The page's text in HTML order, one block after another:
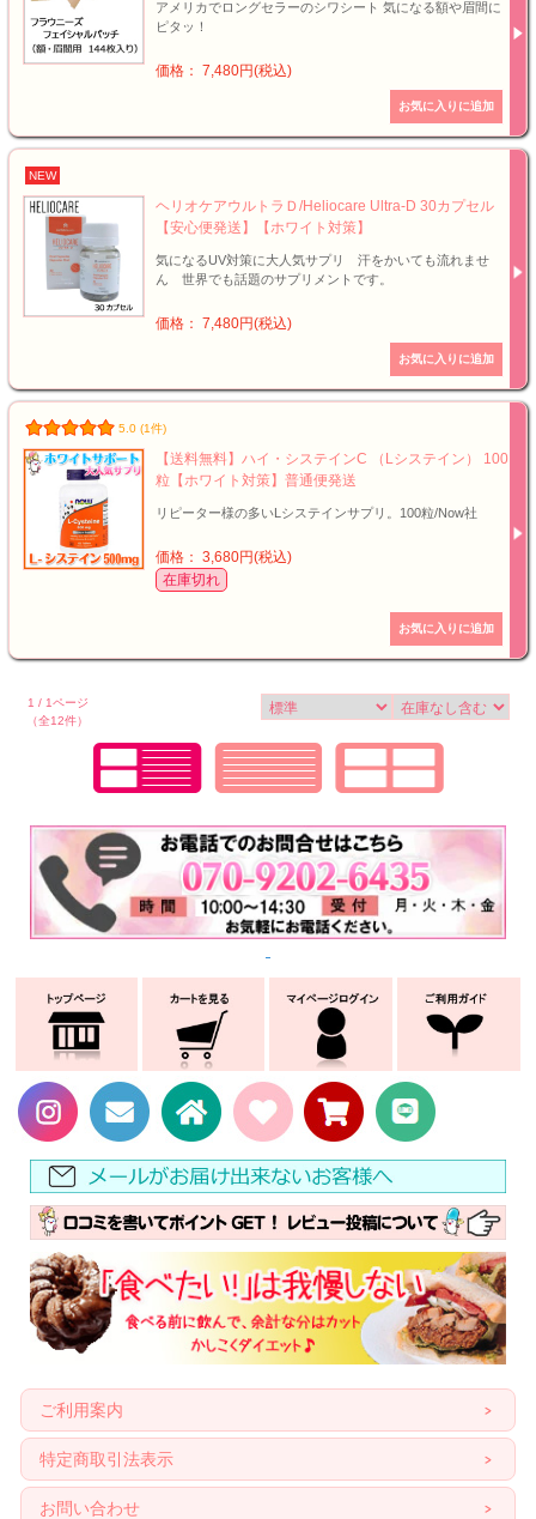
アメリカでロングセラーのシワシート 気になる額や眉間に
ピタッ！
価格： 7,480円(税込)
NEW
ヘリオケアウルトラＤ/Heliocare Ultra-D 30カプセル
【安心便発送】【ホワイト対策】
気になるUV対策に大人気サプリ 汗をかいても流れませ
ん 世界でも話題のサプリメントです。
価格： 7,480円(税込)
5.0 (1件)
【送料無料】ハイ・システインC （Lシステイン） 100
粒【ホワイト対策】普通便発送
リピーター様の多いLシステインサプリ。100粒/Now社
価格： 3,680円(税込)
在庫切れ
1 / 1ページ
（全12件）
ご利用案内
特定商取引法表示
お問い合わせ